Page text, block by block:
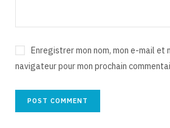
Enregistrer mon nom, mon e-mail et
navigateur pour mon prochain